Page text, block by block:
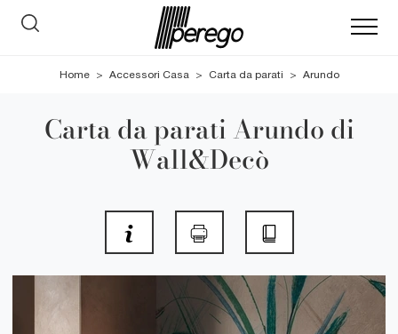
Home > Accessori Casa > Carta da parati > Arundo
Carta da parati Arundo di
Wall&Decò